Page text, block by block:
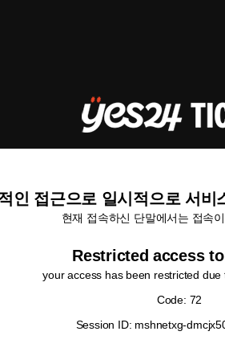
인 접근으로 일시적으로 서비
현재 접속하신 단말에서는 접속
Restricted access
your access has been restricted due
Code: 72
Session ID: mshnetxg-